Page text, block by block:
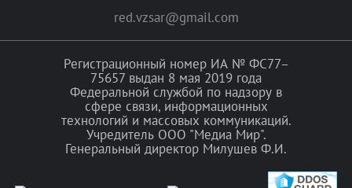
red.vzsar@gmail.com
Регистрационный номер ИА № ФС77–
75657 выдан 8 мая 2019 года
Федеральной службой по надзору в
сфере связи, информационных
технологий и массовых коммуникаций.
Учредитель ООО "Медиа Мир".
Генеральный директор Милушев Ф.И.